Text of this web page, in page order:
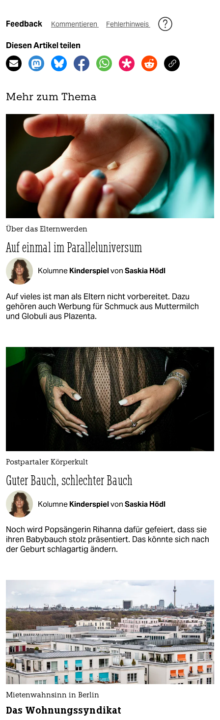
Feedback Kommentieren Fehlerhinweis
Diesen Artikel teilen
Mehr zum Thema
Über das Elternwerden
Auf einmal im Paralleluniversum
Kolumne Kinderspielvon Saskia Hödl
Auf vieles ist man als Eltern nicht vorbereitet. Dazu
gehören auch Werbung für Schmuck aus Muttermilch
und Globuli aus Plazenta.
Postpartaler Körperkult
Guter Bauch, schlechter Bauch
Kolumne Kinderspielvon Saskia Hödl
Noch wird Popsängerin Rihanna dafür gefeiert, dass sie
ihren Babybauch stolz präsentiert. Das könnte sich nach
der Geburt schlagartig ändern.
Mietenwahnsinn in Berlin
Das Wohnungssyndikat